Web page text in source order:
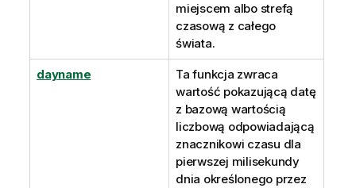
miejscem albo strefą
czasową z całego
świata.
dayname
Ta funkcja zwraca
wartość pokazującą datę
z bazową wartością
liczbową odpowiadającą
znacznikowi czasu dla
pierwszej milisekundy
dnia określonego przez